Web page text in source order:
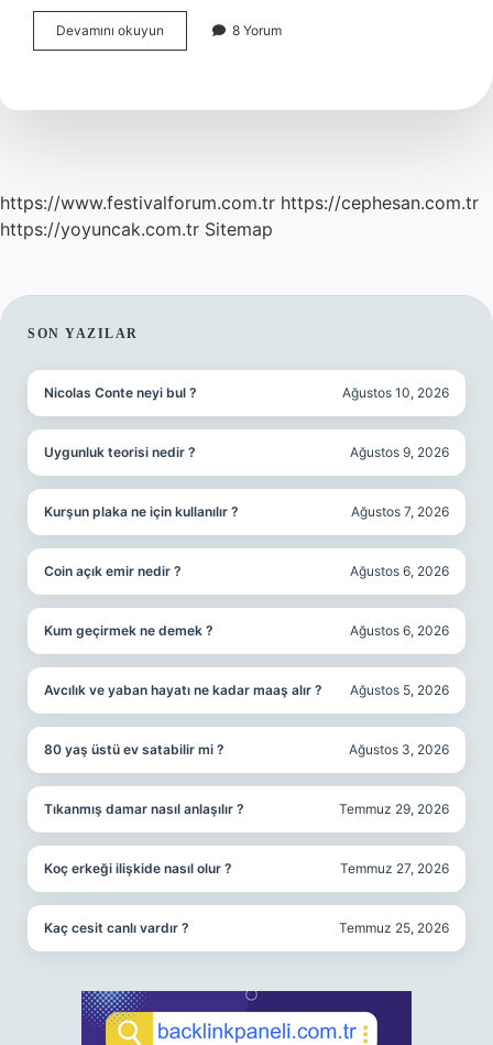
Devamını okuyun
Şeytan
Demek
8 Yorum
https://www.festivalforum.com.tr https://cephesan.com.tr
https://yoyuncak.com.tr Sitemap
SIDEBAR
SON YAZILAR
Nicolas Conte neyi bul ? Ağustos 10, 2026
Uygunluk teorisi nedir ? Ağustos 9, 2026
Kurşun plaka ne için kullanılır ? Ağustos 7, 2026
Coin açık emir nedir ? Ağustos 6, 2026
Kum geçirmek ne demek ? Ağustos 6, 2026
Avcılık ve yaban hayatı ne kadar maaş alır ? Ağustos 5, 2026
80 yaş üstü ev satabilir mi ? Ağustos 3, 2026
Tıkanmış damar nasıl anlaşılır ? Temmuz 29, 2026
Koç erkeği ilişkide nasıl olur ? Temmuz 27, 2026
Kaç cesit canlı vardır ? Temmuz 25, 2026